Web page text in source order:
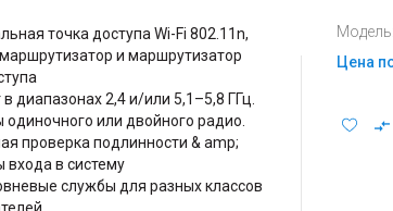
точка доступа Wi-Fi 802.11n,
и маршрутизатор
в диапазонах 2,4 и/или 5,1–5,8 ГГц.
одиночного или двойного радио.
проверка подлинности & amp;
входа в систему
службы для разных классов
Цена